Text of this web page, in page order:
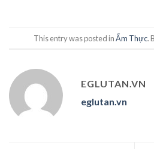
This entry was posted inẨm Thực.
EGLUTAN.VN
eglutan.vn